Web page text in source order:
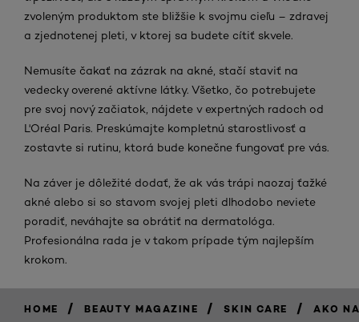
zvoleným produktom ste bližšie k svojmu cieľu – zdravej
a zjednotenej pleti, v ktorej sa budete cítiť skvele.
Nemusíte čakať na zázrak na akné, stačí staviť na
vedecky overené aktívne látky. Všetko, čo potrebujete
pre svoj nový začiatok, nájdete v expertných radoch od
L'Oréal Paris. Preskúmajte kompletnú starostlivosť a
zostavte si rutinu, ktorá bude konečne fungovať pre vás.
Na záver je dôležité dodať, že ak vás trápi naozaj ťažké
akné alebo si so stavom svojej pleti dlhodobo neviete
poradiť, neváhajte sa obrátiť na dermatológa.
Profesionálna rada je v takom prípade tým najlepším
krokom.
HOME / BEAUTY MAGAZINE / SKIN CARE / AKO